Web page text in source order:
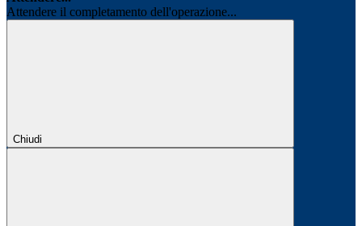
Attendere il completamento dell'operazione...
Chiudi